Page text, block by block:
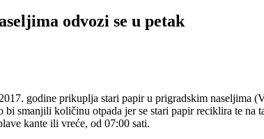
odvozi se u petak
godine prikuplja stari papir u prigradskim
smanjili količinu otpada jer se stari papir reciklira te
kante ili vreće, od 07:00 sati.